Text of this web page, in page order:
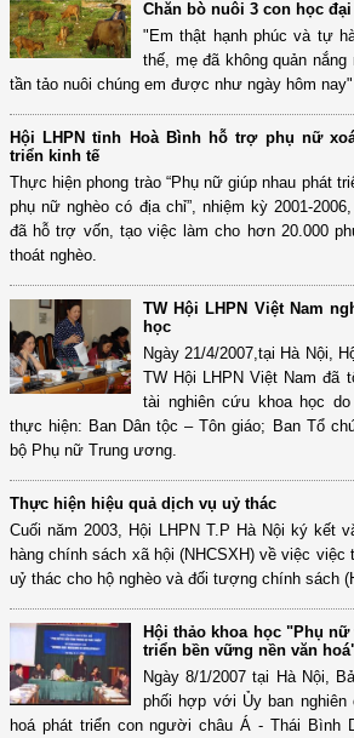
Chăn bò nuôi 3 con học
"Em thật hạnh phúc và tự
thế, mẹ đã không quản
tần tảo nuôi chúng em được như ngày hôm
Hội LHPN tỉnh Hoà Bình hỗ trợ phụ nữ
triển kinh tế
Thực hiện phong trào “Phụ nữ giúp nhau phát
phụ nữ nghèo có địa chỉ”, nhiệm kỳ 2001-
đã hỗ trợ vốn, tạo việc làm cho hơn 20.000
thoát nghèo.
TW Hội LHPN Việt Nam
học
Ngày 21/4/2007,tại Hà Nội,
TW Hội LHPN Việt Nam đã
tài nghiên cứu khoa học
thực hiện: Ban Dân tộc – Tôn giáo; Ban Tổ
bộ Phụ nữ Trung ương.
Thực hiện hiệu quả dịch vụ uỷ thác
Cuối năm 2003, Hội LHPN T.P Hà Nội ký kết
hàng chính sách xã hội (NHCSXH) về việc
uỷ thác cho hộ nghèo và đối tượng chính sách
Hội thảo khoa học "Phụ
triển bền vững nền văn
Ngày 8/1/2007 tại Hà Nội,
phối hợp với Ủy ban
hoá phát triển con người châu Á - Thái Bình